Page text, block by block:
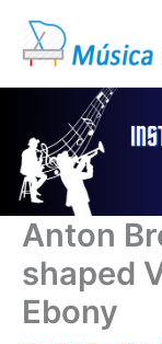
contenido
Anton
shaped
Ebony